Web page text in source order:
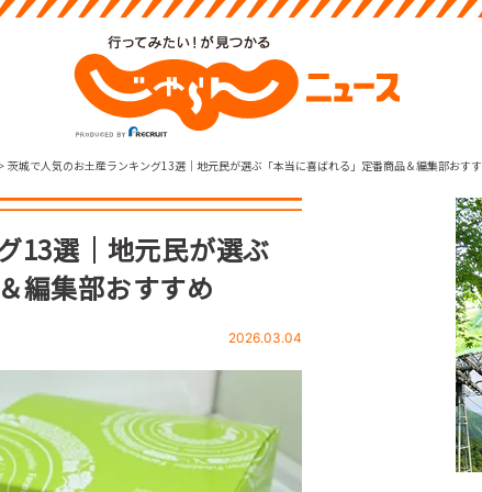
茨城で人気のお土産ランキング13選｜地元民が選ぶ「本当に喜ばれる」定番商品＆編集部おす
2026.03.04
13選｜地元民が選ぶ
編集部おすすめ